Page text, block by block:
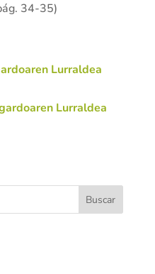
34-35)
Lurraldea
Lurraldea